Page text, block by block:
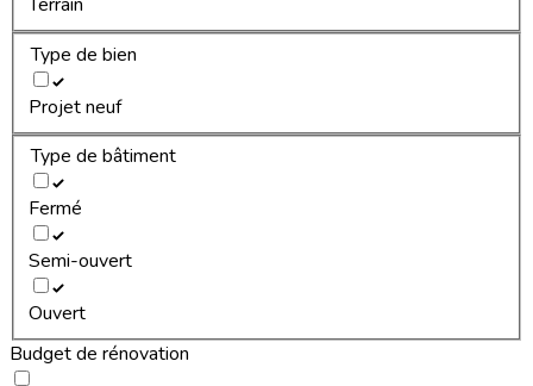
Type de bien
Projet neuf
Type de bâtiment
Fermé
Semi-ouvert
Ouvert
Budget de rénovation